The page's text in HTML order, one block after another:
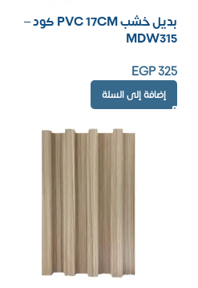
بديل خشب PVC 17CM كود –
MDW315
EGP325
إضافة إلى السلة